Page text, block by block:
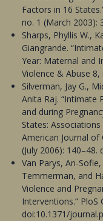
Factors in 16
no. 1 (March 2003):
Sharps, Phyllis W.,
Giangrande.
Year: Maternal and
Violence & Abuse 8,
Silverman, Jay G.,
Anita Raj. “Intimate
and during
States:
American Journal of
(July 2006): 140–48.
Van Parys, An-
Temmerman, and
Violence and
Interventions.” PloS
doi:10.1371/